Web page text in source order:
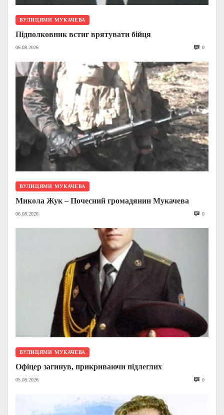
ВУЛИЦЯМИ МУКАЧЕВА
Підполковник встиг врятувати бійця
06.08.2026 0
ВУЛИЦЯМИ МУКАЧЕВА
Микола Жук – Почесний громадянин Мукачева
06.08.2026 0
ВУЛИЦЯМИ МУКАЧЕВА
Офіцер загинув, прикриваючи підлеглих
05.08.2026 0